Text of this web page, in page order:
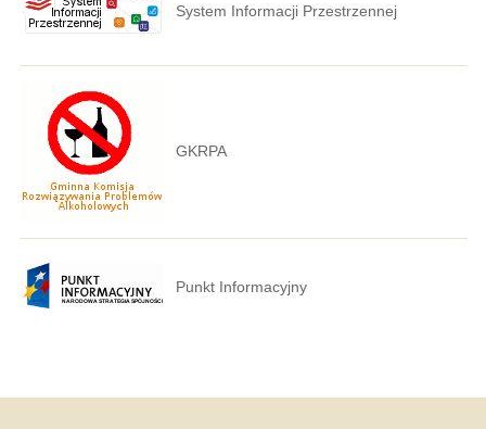
System Informacji Przestrzennej
GKRPA
Punkt Informacyjny